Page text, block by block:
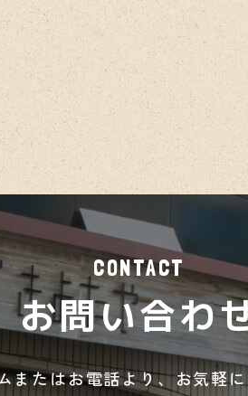
CONTACT
お問い合わ
またはお電話より、お気軽